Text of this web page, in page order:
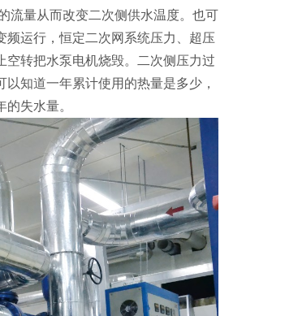
流量从而改变二次侧供水温度。也可
频运行，恒定二次网系统压力、超压
转把水泵电机烧毁。二次侧压力过
知道一年累计使用的热量是多少，
失水量。